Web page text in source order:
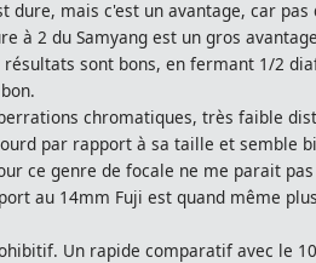
dure, mais c'est un avantage, car
à 2 du Samyang est un gros
sont bons, en fermant 1/2
chromatiques, très faible
par rapport à sa taille et semble
ce genre de focale ne me parait
au 14mm Fuji est quand même
Un rapide comparatif avec le